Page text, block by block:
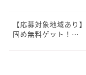
【応募対象地域あり
固め無料ゲット！…